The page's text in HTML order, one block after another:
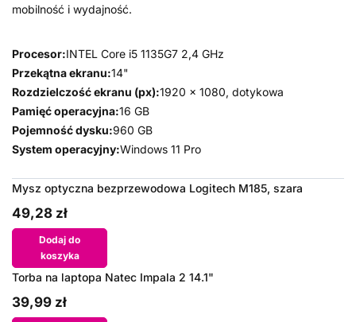
mobilność i wydajność.
Procesor:INTEL Core i5 1135G7 2,4 GHz
Przekątna ekranu:14"
Rozdzielczość ekranu (px):1920 x 1080, dotykowa
Pamięć operacyjna:16 GB
Pojemność dysku:960 GB
System operacyjny:Windows 11 Pro
Mysz optyczna bezprzewodowa Logitech M185, szara
49,28 zł
Dodaj do
koszyka
Torba na laptopa Natec Impala 2 14.1"
39,99 zł